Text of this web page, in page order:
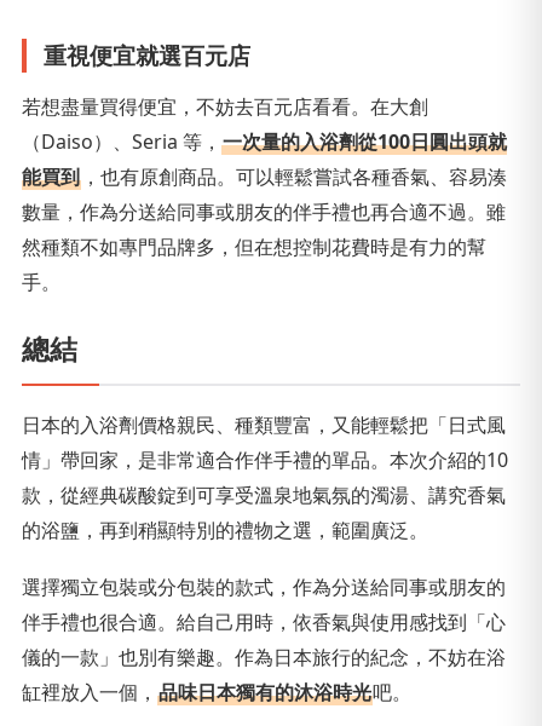
重視便宜就選百元店
若想盡量買得便宜，不妨去百元店看看。在大創
（Daiso）、Seria 等， 一次量的入浴劑從100日圓出頭就
能買到 ，也有原創商品。可以輕鬆嘗試各種香氣、容易湊
數量，作為分送給同事或朋友的伴手禮也再合適不過。雖
然種類不如專門品牌多，但在想控制花費時是有力的幫
手。
總結
日本的入浴劑價格親民、種類豐富，又能輕鬆把「日式風
情」帶回家，是非常適合作伴手禮的單品。本次介紹的10
款，從經典碳酸錠到可享受溫泉地氣氛的濁湯、講究香氣
的浴鹽，再到稍顯特別的禮物之選，範圍廣泛。
選擇獨立包裝或分包裝的款式，作為分送給同事或朋友的
伴手禮也很合適。給自己用時，依香氣與使用感找到「心
儀的一款」也別有樂趣。作為日本旅行的紀念，不妨在浴
缸裡放入一個， 品味日本獨有的沐浴時光吧。